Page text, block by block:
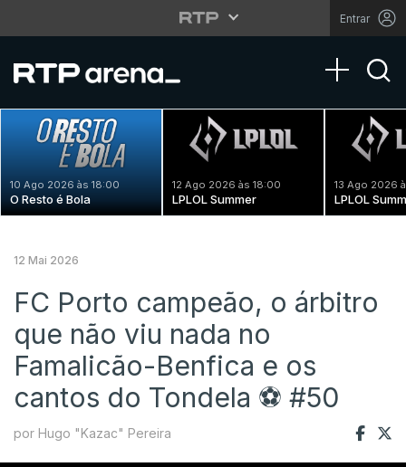
Entrar
Toggle
10 Ago 2026 às 18:00
O Resto é Bola
12 Ago 2026 às 18:00
LPLOL Summer
13 Ago 2026
LPLOL
12 Mai 2026
FC Porto campeão, o árbitro
que não viu nada no
Famalicão-Benfica e os
cantos do Tondela ⚽️ #50
por Hugo "Kazac" Pereira